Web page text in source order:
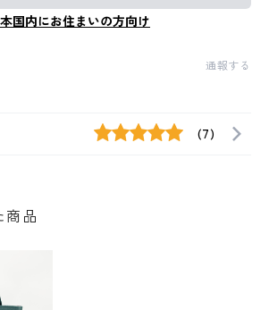
国内にお住まいの方向け
通報する
(7)
商品